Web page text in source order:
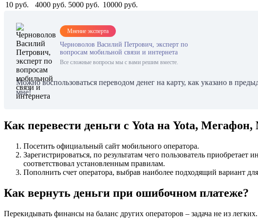
10 руб.
4000 руб. 5000 руб. 10000 руб.
Мнение эксперта
Черноволов Василий Петрович, эксперт по
вопросам мобильной связи и интернета
Все сложные вопросы мы с вами решим вместе.
Можно воспользоваться переводом денег на карту, как указано в
мне!
Как перевести деньги с Yota на Yota,
Посетить официальный сайт мобильного оператора.
Зарегистрироваться, по результатам чего пользователь
соответствовал установленным правилам.
Пополнить счет оператора, выбрав наиболее подходящий вариант
Как вернуть деньги при ошибочном платеже?
Перекидывать финансы на баланс других операторов – задача не из